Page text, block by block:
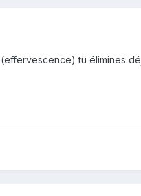
tu élimines